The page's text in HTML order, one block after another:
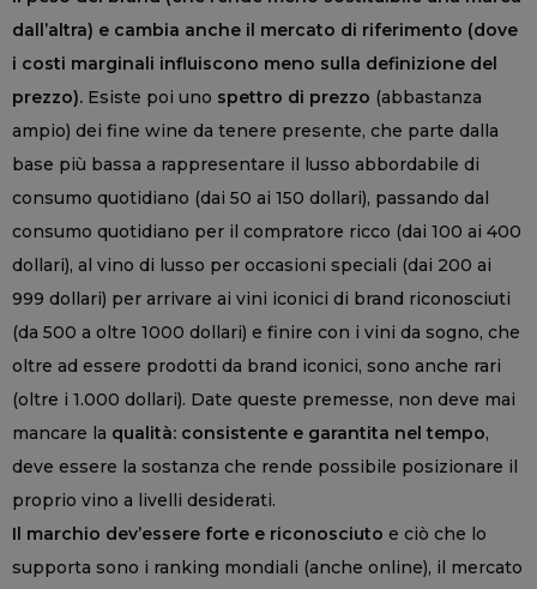
dall’altra) e cambia anche il mercato di riferimento (dove
i costi marginali influiscono meno sulla definizione del
prezzo). Esiste poi uno spettro di prezzo (abbastanza
ampio) dei fine wine da tenere presente, che parte dalla
base più bassa a rappresentare il lusso abbordabile di
consumo quotidiano (dai 50 ai 150 dollari), passando dal
consumo quotidiano per il compratore ricco (dai 100 ai 400
dollari), al vino di lusso per occasioni speciali (dai 200 ai
999 dollari) per arrivare ai vini iconici di brand riconosciuti
(da 500 a oltre 1000 dollari) e finire con i vini da sogno, che
oltre ad essere prodotti da brand iconici, sono anche rari
(oltre i 1.000 dollari). Date queste premesse, non deve mai
mancare la qualità: consistente e garantita nel tempo,
deve essere la sostanza che rende possibile posizionare il
proprio vino a livelli desiderati.
Il marchio dev’essere forte e riconosciuto e ciò che lo
supporta sono i ranking mondiali (anche online), il mercato